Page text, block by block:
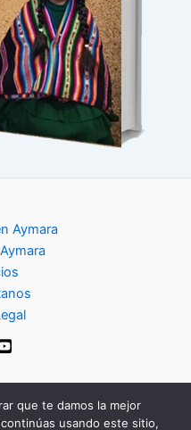
Aymara
que te damos la mejor
usando este sitio,